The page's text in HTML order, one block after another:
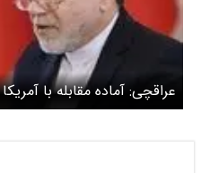
عراقچی: آماده مقابله با
حتی دفعه قبل هم درخواست